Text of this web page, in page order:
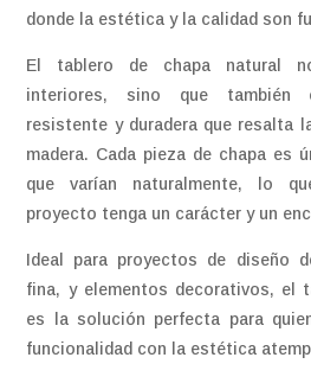
donde la estética y la calidad son
El tablero de chapa natural
interiores, sino que también
resistente y duradera que resalta
madera. Cada pieza de chapa es
que varían naturalmente, lo
proyecto tenga un carácter y un
Ideal para proyectos de diseño
fina, y elementos decorativos, el
es la solución perfecta para
funcionalidad con la estética